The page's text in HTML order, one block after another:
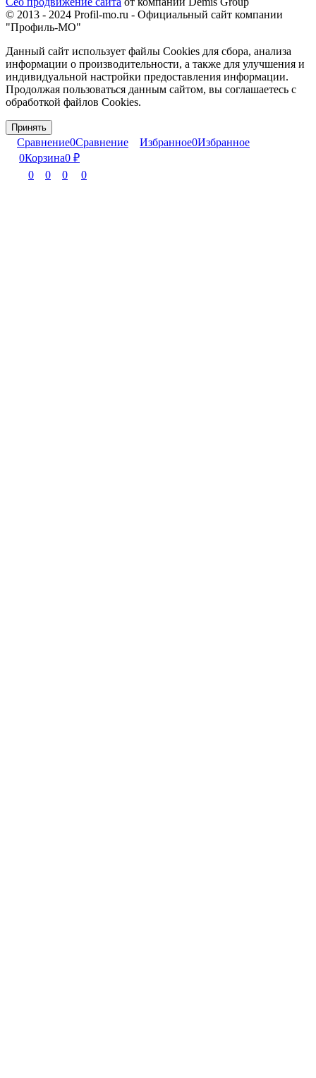
© 2013 - 2024 Profil-mo.ru - Официальный сайт компании
"Профиль-МО"
Данный сайт использует файлы Cookies для сбора, анализа
информации о производительности, а также для улучшения и
индивидуальной настройки предоставления информации.
Продолжая пользоваться данным сайтом, вы соглашаетесь с
обработкой файлов Cookies.
Принять
Сравнение0Сравнение Избранное0Избранное
0Корзина0 ₽
0
0 0 0